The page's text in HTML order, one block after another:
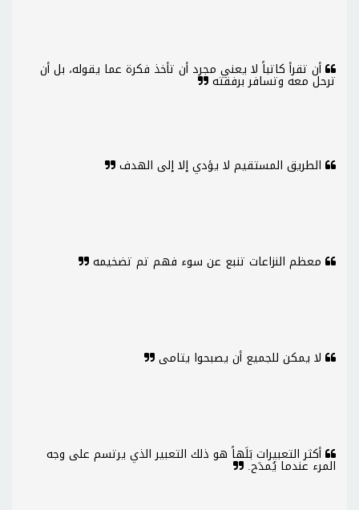
أن تقرأ كاتباً لا يعني مجرد أن تأخذ فكرة عما يقوله، بل أن
ترحل معه وتسافر برفقته
الطريق المستقيم لا يؤدي إلا إلى الهدف
معظم النزاعات تنبع عن سوء فهم تم تضخيمه
لا يمكن للجميع أن يصبحوا يتامى
أكثر التعبيرات بَلَهاً هو ذلك التعبير الذي يرتسم على وجه
المرء عندما يُمدَح.